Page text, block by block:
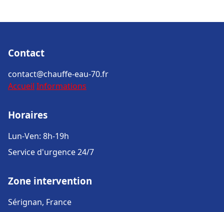
Contact
contact@chauffe-eau-70.fr
Accueil Informations
Horaires
Lun-Ven: 8h-19h
Service d'urgence 24/7
Zone intervention
Sérignan, France